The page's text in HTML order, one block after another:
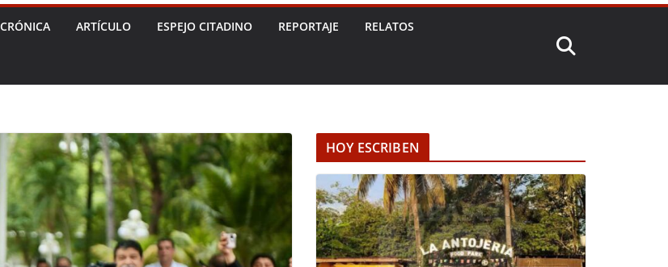
CRÓNICA ARTÍCULO ESPEJO CITADINO REPORTAJE RELATOS
HOY ESCRIBEN